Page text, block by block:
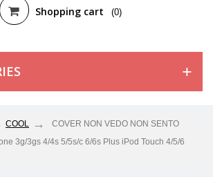
Shopping cart (0)
COOL
COVER NON VEDO NON SENTO
3g/3gs 4/4s 5/5s/c 6/6s Plus iPod Touch 4/5/6